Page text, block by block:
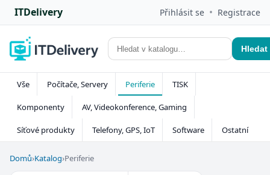
ITDelivery Přihlásit se • Registrace
Hledat
Vše Počítače, Servery Periferie TISK
Komponenty AV, Videokonference, Gaming
Síťové produkty Telefony, GPS, IoT Software Ostatní
Domů›Katalog›Periferie